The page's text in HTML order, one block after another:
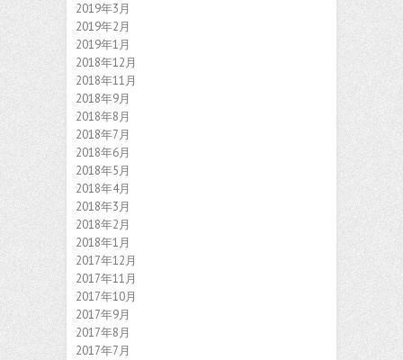
2019年3月
2019年2月
2019年1月
2018年12月
2018年11月
2018年9月
2018年8月
2018年7月
2018年6月
2018年5月
2018年4月
2018年3月
2018年2月
2018年1月
2017年12月
2017年11月
2017年10月
2017年9月
2017年8月
2017年7月